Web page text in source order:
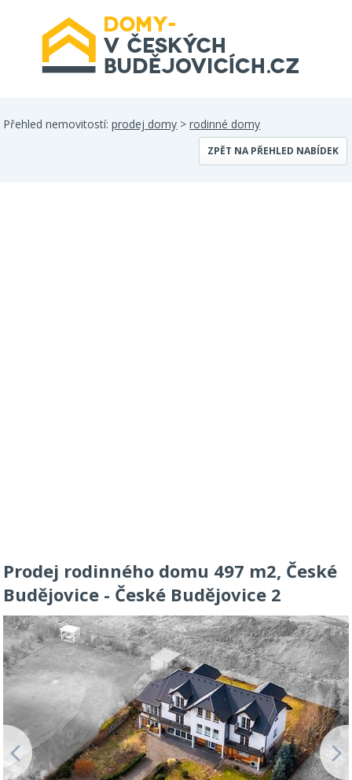
Přehled nemovitostí:prodej domy >rodinné domy
ZPĚT NA PŘEHLED NABÍDEK
Prodej rodinného domu 497 m2, České
Budějovice - České Budějovice 2